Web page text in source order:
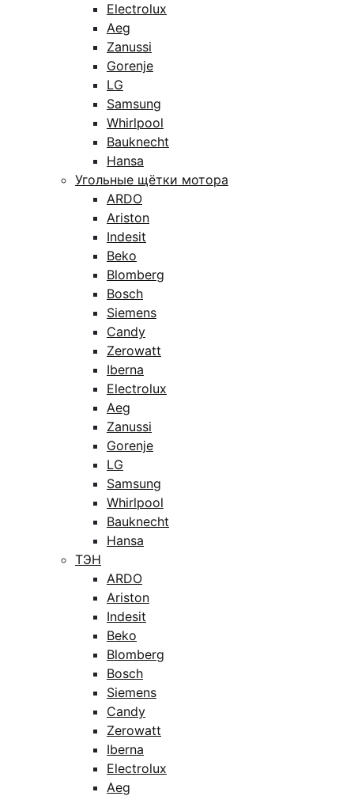
Electrolux
Aeg
Zanussi
Gorenje
LG
Samsung
Whirlpool
Bauknecht
Hansa
Угольные щётки мотора
ARDO
Ariston
Indesit
Beko
Blomberg
Bosch
Siemens
Candy
Zerowatt
Iberna
Electrolux
Aeg
Zanussi
Gorenje
LG
Samsung
Whirlpool
Bauknecht
Hansa
ТЭН
ARDO
Ariston
Indesit
Beko
Blomberg
Bosch
Siemens
Candy
Zerowatt
Iberna
Electrolux
Aeg